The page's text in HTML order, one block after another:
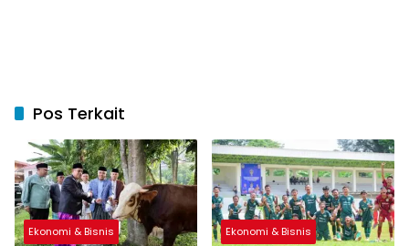
Pos Terkait
Ekonomi & Bisnis Ekonomi & Bisnis